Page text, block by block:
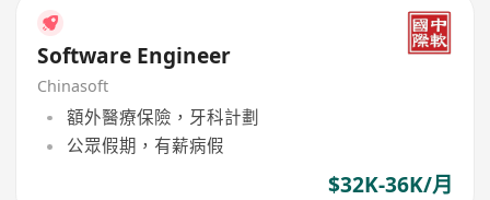
Software Engineer
Chinasoft
額外醫療保險，牙科計劃
公眾假期，有薪病假
$32K-36K/月